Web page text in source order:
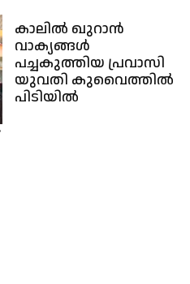
കാലിൽ ഖുറാൻ
വാക്യങ്ങൾ
പച്ചകുത്തിയ പ്രവാസി
യുവതി കുവൈത്തിൽ
പിടിയിൽ